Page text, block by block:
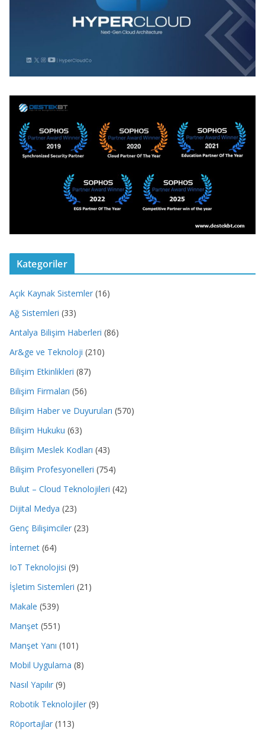
Kategoriler
Açık Kaynak Sistemler (16)
Ağ Sistemleri (33)
Antalya Bilişim Haberleri (86)
Ar&ge ve Teknoloji (210)
Bilişim Etkinlikleri (87)
Bilişim Firmaları (56)
Bilişim Haber ve Duyuruları (570)
Bilişim Hukuku (63)
Bilişim Meslek Kodları (43)
Bilişim Profesyonelleri (754)
Bulut – Cloud Teknolojileri (42)
Dijital Medya (23)
Genç Bilişimciler (23)
İnternet (64)
IoT Teknolojisi (9)
İşletim Sistemleri (21)
Makale (539)
Manşet (551)
Manşet Yanı (101)
Mobil Uygulama (8)
Nasıl Yapılır (9)
Robotik Teknolojiler (9)
Röportajlar (113)